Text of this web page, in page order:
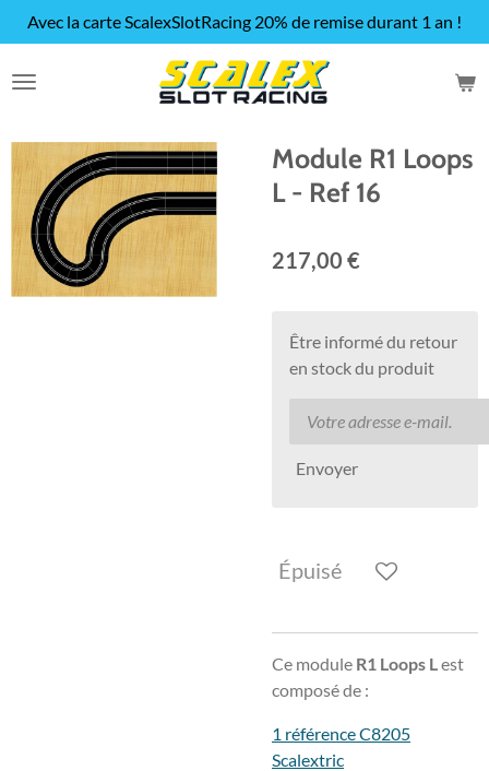
Passer
au
contenu
Avec la carte ScalexSlotRacing 20% de remise durant 1 an !
Module R1 Loops
L - Ref 16
217,00 €
Être informé du retour
en stock du produit
Envoyer
Épuisé
Ce module R1 Loops Lest
composé de :
1 référence C8205
Scalextric